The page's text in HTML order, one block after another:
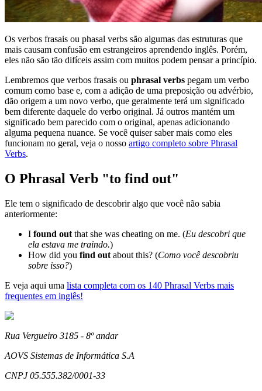
Os verbos frasais ou phasal verbs são algumas das estruturas que
mais causam confusão em estrangeiros aprendendo inglês. Porém,
eles não são tão difíceis assim com muitos podem pensar a princípio.
Lembremos que verbos frasais ou phrasal verbs pegam um verbo
comum como base e, com a adição de uma preposição ou advérbio,
dão origem a um novo verbo, que geralmente terá um significado
bem diferente daquele do verbo original. Já outros mantém um
significado bem parecido com o original, apenas adicionando
alguma pequena nuance. Se você quiser saber mais como eles
funcionam no geral, veja o nosso artigo completo sobre Phrasal
Verbs.
O Phrasal Verb "to find out"
Ele tem o significado de descobrir algo que você não sabia
anteriormente:
I found out that she was cheating on me. (Eu descobri que
ela estava me traindo.)
How did you find out about this? (Como você descobriu
sobre isso?)
E veja aqui uma lista completa com os 140 Phrasal Verbs mais
frequentes em inglês!
Rua Vergueiro 3185 - 8º andar
AOVS Sistemas de Informática S.A
CNPJ 05.555.382/0001-33